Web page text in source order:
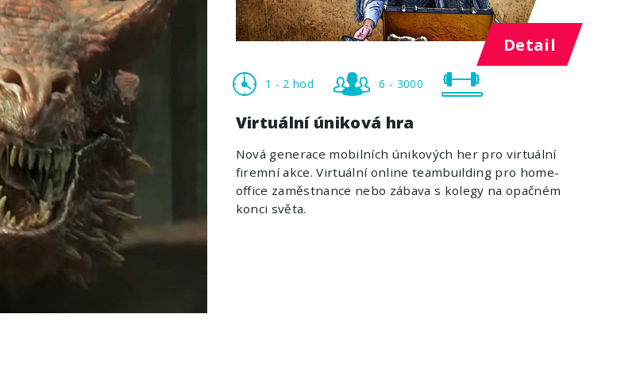
Detail
1 - 2 hod 6 - 3000
Virtuální úniková hra
Nová generace mobilních únikových her pro virtuální
firemní akce. Virtuální online teambuilding pro home-
office zaměstnance nebo zábava s kolegy na opačném
konci světa.